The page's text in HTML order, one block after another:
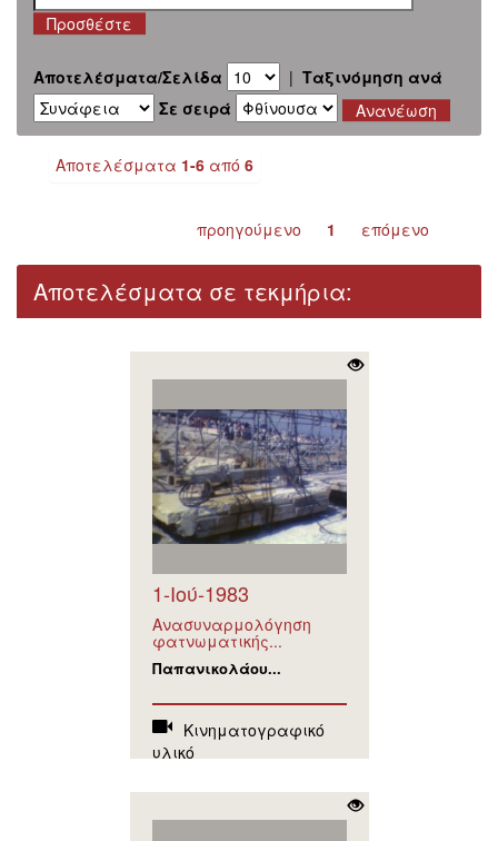
Αποτελέσματα/Σελίδα | Ταξινόμηση ανά
Σε σειρά
Αποτελέσματα 1-6 από 6
προηγούμενο 1 επόμενο
Αποτελέσματα σε τεκμήρια:
1-Ιού-1983
Ανασυναρμολόγηση
φατνωματικής...
Παπανικολάου...
Κινηματογραφικό
υλικό